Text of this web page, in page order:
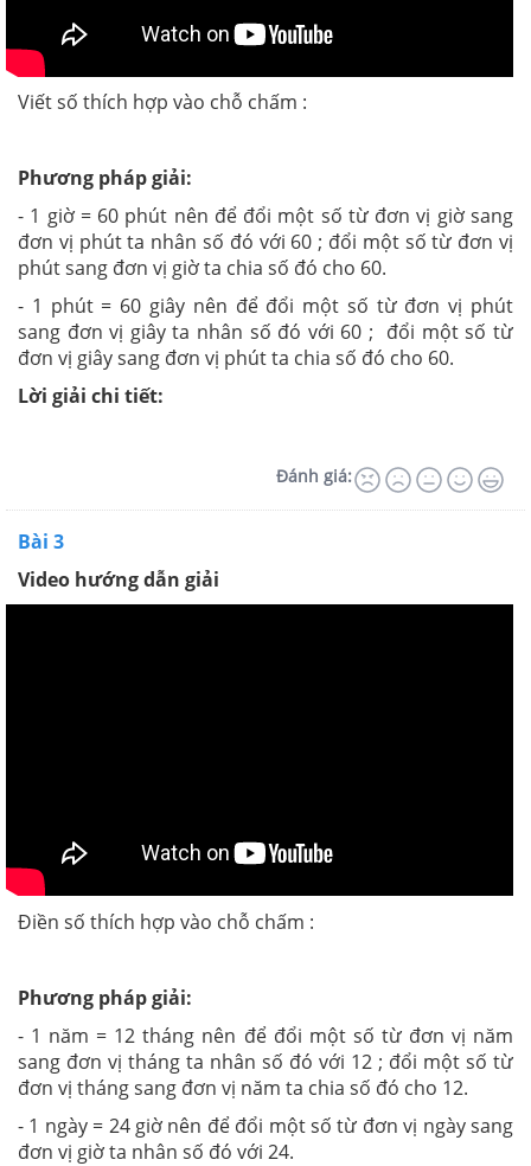
Viết số thích hợp vào chỗ chấm :
Phương pháp giải:
- 1 giờ = 60 phút nên để đổi một số từ đơn vị giờ sang
đơn vị phút ta nhân số đó với 60 ; đổi một số từ đơn vị
phút sang đơn vị giờ ta chia số đó cho 60.
- 1 phút = 60 giây nên để đổi một số từ đơn vị phút
sang đơn vị giây ta nhân số đó với 60 ; đổi một số từ
đơn vị giây sang đơn vị phút ta chia số đó cho 60.
Lời giải chi tiết:
Đánh giá:
Bài 3
Video hướng dẫn giải
Điền số thích hợp vào chỗ chấm :
Phương pháp giải:
- 1 năm = 12 tháng nên để đổi một số từ đơn vị năm
sang đơn vị tháng ta nhân số đó với 12 ; đổi một số từ
đơn vị tháng sang đơn vị năm ta chia số đó cho 12.
- 1 ngày = 24 giờ nên để đổi một số từ đơn vị ngày sang
đơn vị giờ ta nhân số đó với 24.